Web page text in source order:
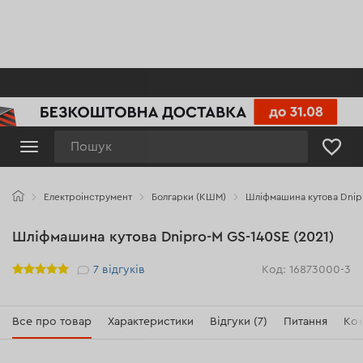
Електроінструмент Болгарки (КШМ) Шліфмашина кутова
Шліфмашина кутова Dnipro-M GS-140SE (2021)
Рейтинг 7 відгуків Код: 16873000-3
Все про товар Характеристики Відгуки (7) Питання